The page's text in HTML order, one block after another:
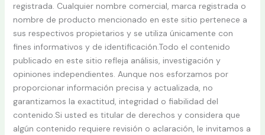
registrada. Cualquier nombre comercial, marca registrada o
nombre de producto mencionado en este sitio pertenece a
sus respectivos propietarios y se utiliza únicamente con
fines informativos y de identificación.Todo el contenido
publicado en este sitio refleja análisis, investigación y
opiniones independientes. Aunque nos esforzamos por
proporcionar información precisa y actualizada, no
garantizamos la exactitud, integridad o fiabilidad del
contenido.Si usted es titular de derechos y considera que
algún contenido requiere revisión o aclaración, le invitamos a